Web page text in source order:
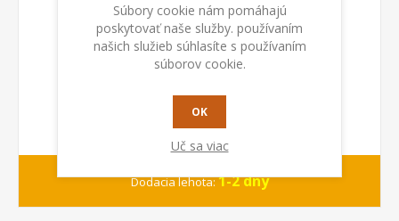
Dodacia lehota:1-2 dny
Súbory cookie nám pomáhajú
poskytovať naše služby. používaním
našich služieb súhlasíte s používaním
súborov cookie.
OK
Uč sa viac